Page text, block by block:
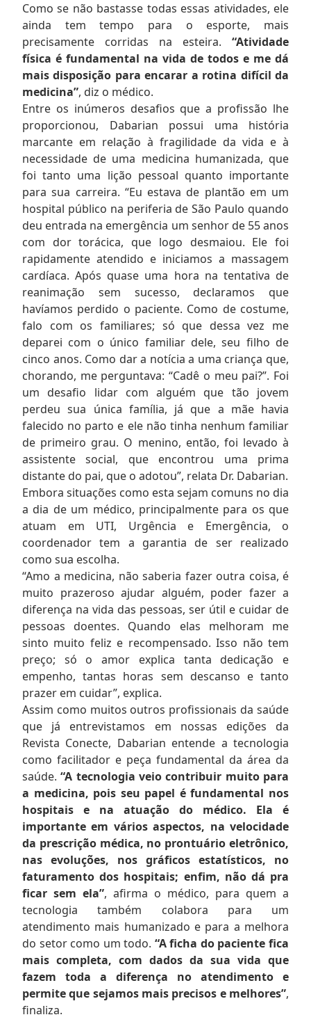
Como se não bastasse todas essas atividades, ele
ainda tem tempo para o esporte, mais
precisamente corridas na esteira. “Atividade
física é fundamental na vida de todos e me dá
mais disposição para encarar a rotina difícil da
medicina”, diz o médico.
Entre os inúmeros desafios que a profissão lhe
proporcionou, Dabarian possui uma história
marcante em relação à fragilidade da vida e à
necessidade de uma medicina humanizada, que
foi tanto uma lição pessoal quanto importante
para sua carreira. “Eu estava de plantão em um
hospital público na periferia de São Paulo quando
deu entrada na emergência um senhor de 55 anos
com dor torácica, que logo desmaiou. Ele foi
rapidamente atendido e iniciamos a massagem
cardíaca. Após quase uma hora na tentativa de
reanimação sem sucesso, declaramos que
havíamos perdido o paciente. Como de costume,
falo com os familiares; só que dessa vez me
deparei com o único familiar dele, seu filho de
cinco anos. Como dar a notícia a uma criança que,
chorando, me perguntava: “Cadê o meu pai?”. Foi
um desafio lidar com alguém que tão jovem
perdeu sua única família, já que a mãe havia
falecido no parto e ele não tinha nenhum familiar
de primeiro grau. O menino, então, foi levado à
assistente social, que encontrou uma prima
distante do pai, que o adotou”, relata Dr. Dabarian.
Embora situações como esta sejam comuns no dia
a dia de um médico, principalmente para os que
atuam em UTI, Urgência e Emergência, o
coordenador tem a garantia de ser realizado
como sua escolha.
“Amo a medicina, não saberia fazer outra coisa, é
muito prazeroso ajudar alguém, poder fazer a
diferença na vida das pessoas, ser útil e cuidar de
pessoas doentes. Quando elas melhoram me
sinto muito feliz e recompensado. Isso não tem
preço; só o amor explica tanta dedicação e
empenho, tantas horas sem descanso e tanto
prazer em cuidar”, explica.
Assim como muitos outros profissionais da saúde
que já entrevistamos em nossas edições da
Revista Conecte, Dabarian entende a tecnologia
como facilitador e peça fundamental da área da
saúde.“A tecnologia veio contribuir muito para
a medicina, pois seu papel é fundamental nos
hospitais e na atuação do médico. Ela é
importante em vários aspectos, na velocidade
da prescrição médica, no prontuário eletrônico,
nas evoluções, nos gráficos estatísticos, no
faturamento dos hospitais; enfim, não dá pra
ficar sem ela”, afirma o médico, para quem a
tecnologia também colabora para um
atendimento mais humanizado e para a melhora
do setor como um todo. “A ficha do paciente fica
mais completa, com dados da sua vida que
fazem toda a diferença no atendimento e
permite que sejamos mais precisos e melhores”,
finaliza.